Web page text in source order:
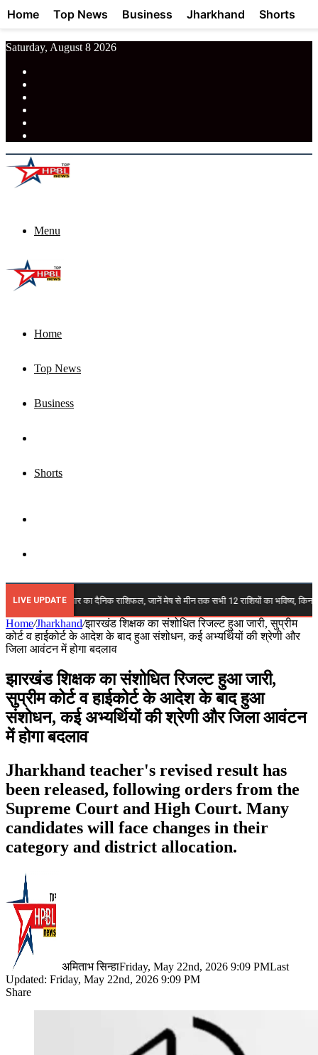
Saturday, August 8 2026
Menu
Home
Top News
Business
Shorts
for
LIVE UPDATE
रविवार का दैनिक राशिफल, जानें मेष से मीन तक सभी 12 राशियों का भविष्य, किन पर
Home/Jharkhand/झारखंड शिक्षक का संशोधित रिजल्ट हुआ जारी, सुप्रीम
कोर्ट व हाईकोर्ट के आदेश के बाद हुआ संशोधन, कई अभ्यर्थियों की श्रेणी और
जिला आवंटन में होगा बदलाव
झारखंड शिक्षक का संशोधित रिजल्ट हुआ जारी,
सुप्रीम कोर्ट व हाईकोर्ट के आदेश के बाद हुआ
संशोधन, कई अभ्यर्थियों की श्रेणी और जिला आवंटन
में होगा बदलाव
Jharkhand teacher's revised result has
been released, following orders from the
Supreme Court and High Court. Many
candidates will face changes in their
category and district allocation.
अमिताभ सिन्हाFriday, May 22nd, 2026 9:09 PMLast
Updated: Friday, May 22nd, 2026 9:09 PM
Share
Home Top News Business Jharkhand Shorts